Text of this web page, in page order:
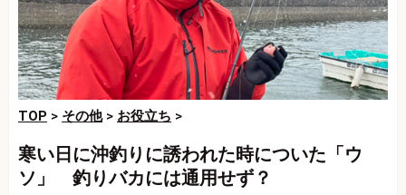
TOP > その他> お役立ち >
寒い日に沖釣りに誘われた時についた「ウ
ソ」 釣りバカには通用せず？